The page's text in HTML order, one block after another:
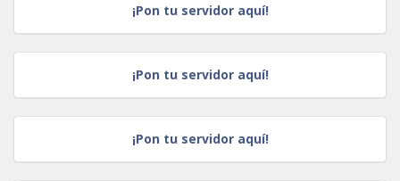
¡Pon tu servidor aquí!
¡Pon tu servidor aquí!
¡Pon tu servidor aquí!